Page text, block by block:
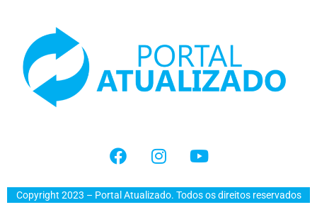
Copyright 2023 – Portal Atualizado. Todos os direitos reservados